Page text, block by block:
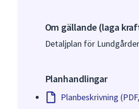
Om gällande (laga
Detaljplan för
Planhandlingar
Planbeskrivning